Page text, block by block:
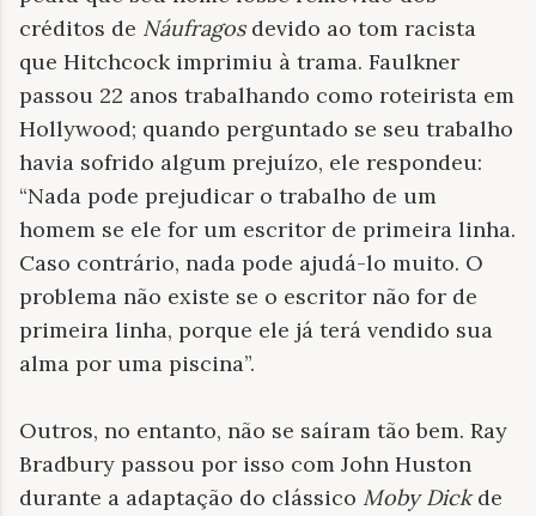
créditos de Náufragosdevido ao tom racista
que Hitchcock imprimiu à trama. Faulkner
passou 22 anos trabalhando como roteirista em
Hollywood; quando perguntado se seu trabalho
havia sofrido algum prejuízo, ele respondeu:
“Nada pode prejudicar o trabalho de um
homem se ele for um escritor de primeira linha.
Caso contrário, nada pode ajudá-lo muito. O
problema não existe se o escritor não for de
primeira linha, porque ele já terá vendido sua
alma por uma piscina”.
Outros, no entanto, não se saíram tão bem. Ray
Bradbury passou por isso com John Huston
durante a adaptação do clássico Moby Dickde